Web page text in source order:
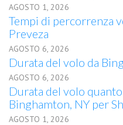
AGOSTO 1, 2026
Tempi di percorrenza
Preveza
AGOSTO 6, 2026
Durata del volo da
AGOSTO 6, 2026
Durata del volo
Binghamton, NY per
AGOSTO 1, 2026